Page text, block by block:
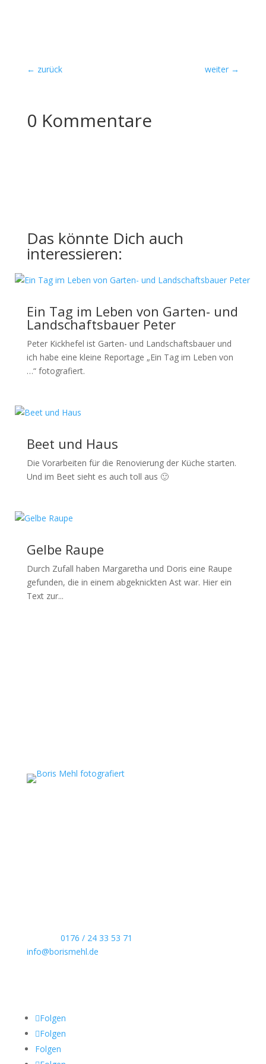
← zurück weiter →
0 Kommentare
Das könnte Dich auch
interessieren:
Ein Tag im Leben von Garten- und
Landschaftsbauer Peter
Peter Kickhefel ist Garten- und Landschaftsbauer und
ich habe eine kleine Reportage „Ein Tag im Leben von
…“ fotografiert.
Beet und Haus
Die Vorarbeiten für die Renovierung der Küche starten.
Und im Beet sieht es auch toll aus 🙂
Gelbe Raupe
Durch Zufall haben Margaretha und Doris eine Raupe
gefunden, die in einem abgeknickten Ast war. Hier ein
Text zur...
0176 / 24 33 53 71
info@borismehl.de
Folgen
Folgen
Folgen